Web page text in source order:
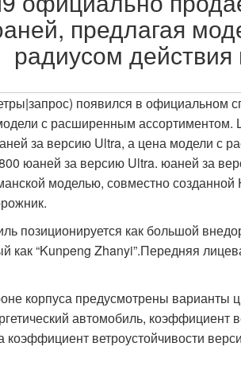
предлагая
радиусом
появился в
с расширенным
за версию Ultra, а цена модели с
юаней за версию Ultra. юаней за
моделью, совместно
позиционируется как большой
как “Kunpeng Zhanyi”.Передняя
корпуса предусмотрены варианты
автомобиль, коэффициент
коэффициент ветроустойчивости